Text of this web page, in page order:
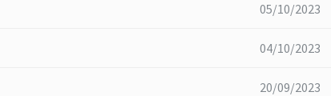
05/10/2023
04/10/2023
20/09/2023